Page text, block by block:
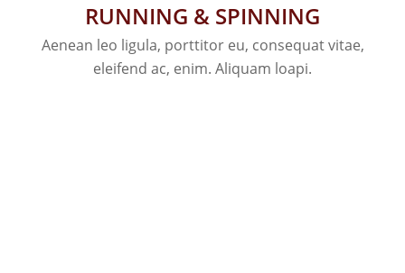
RUNNING & SPINNING
Aenean leo ligula, porttitor eu, consequat vitae,
eleifend ac, enim. Aliquam loapi.